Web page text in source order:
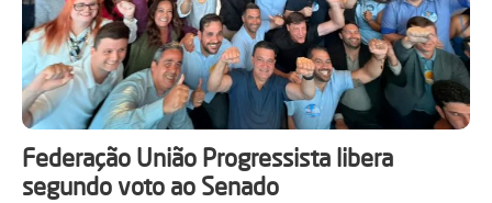
Federação União Progressista libera
segundo voto ao Senado